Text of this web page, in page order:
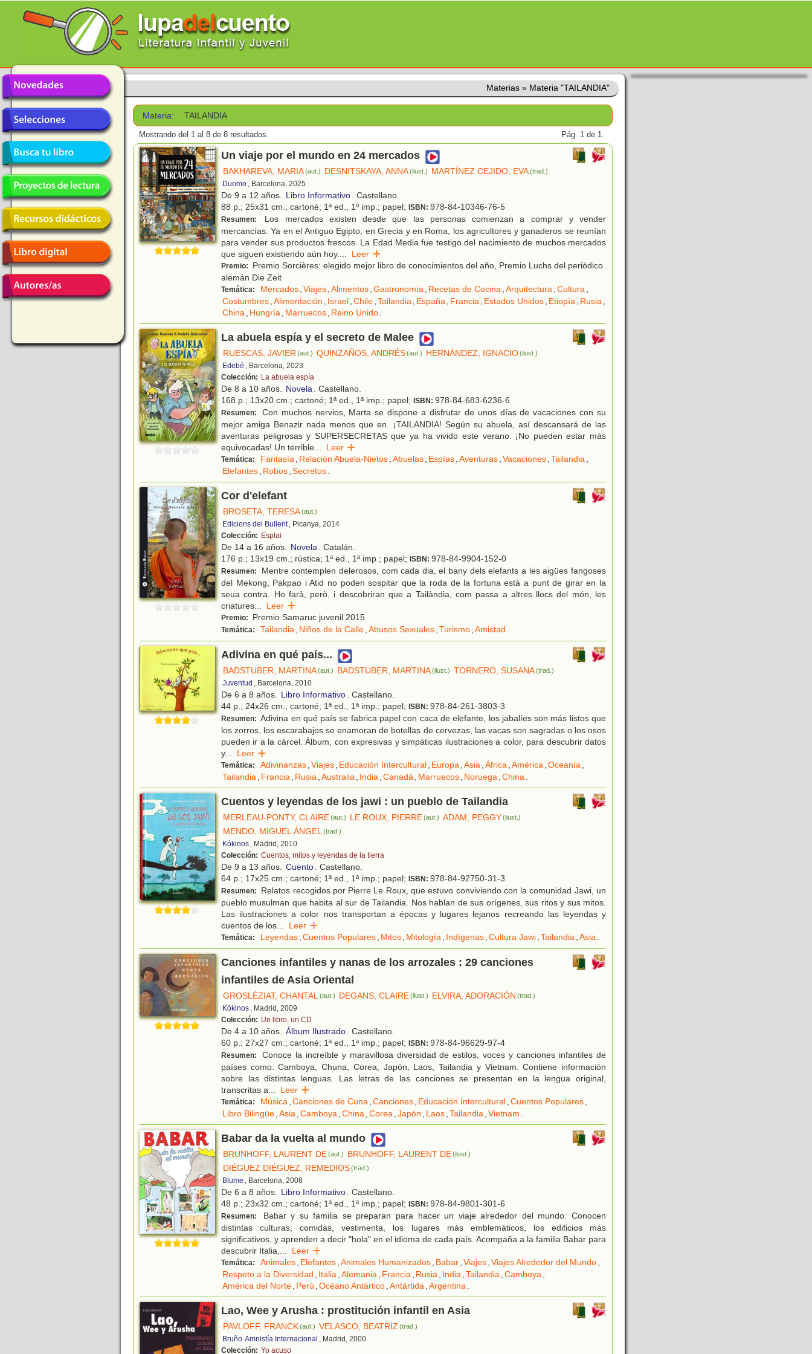
Materias » Materia "TAILANDIA"
Materia: TAILANDIA
Mostrando del 1 al 8 de 8 resultados. Pág. 1 de 1.
Un viaje por el mundo en 24 mercados
BAKHAREVA, MARIA(aut.) DESNITSKAYA, ANNA(ilust.) MARTÍNEZ CEJIDO, EVA(trad.)
Duomo , Barcelona, 2025
De 9 a 12 años. Libro Informativo. Castellano.
88 p.; 25x31 cm.; cartoné; 1ª ed., 1º imp.; papel; ISBN: 978-84-10346-76-5
Resumen:
Los mercados existen desde que las personas comienzan a comprar y vender
mercancías. Ya en el Antiguo Egipto, en Grecia y en Roma, los agricultores y ganaderos se reunían
para vender sus productos frescos. La Edad Media fue testigo del nacimiento de muchos mercados
que siguen existiendo aún hoy.... Leer
Premio:
Premio Sorcières: elegido mejor libro de conocimientos del año, Premio Luchs del periódico
alemán Die Zeit
Temática: Mercados,Viajes,Alimentos,Gastronomía, Recetas de Cocina,Arquitectura,Cultura,
Costumbres,Alimentación , Israel,Chile,Tailandia, España, Francia, Estados Unidos, Etiopía, Rusia,
China, Hungría, Marruecos, Reino Unido.
La abuela espía y el secreto de Malee
RUESCAS, JAVIER(aut.) QUINZAÑOS, ANDRÉS(aut.) HERNÁNDEZ, IGNACIO (ilust.)
Edebé , Barcelona, 2023
Colección: La abuela espía
De 8 a 10 años. Novela. Castellano.
168 p.; 13x20 cm.; cartoné; 1ª ed., 1ª imp.; papel; ISBN: 978-84-683-6236-6
Resumen:
Con muchos nervios, Marta se dispone a disfrutar de unos días de vacaciones con su
mejor amiga Benazir nada menos que en. ¡TAILANDIA! Según su abuela, así descansará de las
aventuras peligrosas y SUPERSECRETAS que ya ha vivido este verano. ¡No pueden estar más
equivocadas! Un terrible... Leer
Temática: Fantasía, Relación Abuela-Nietos,Abuelas, Espías,Aventuras,Vacaciones,Tailandia,
Elefantes, Robos,Secretos.
Cor d'elefant
BROSETA, TERESA(aut.)
Edicions del Bullent , Picanya, 2014
Colección: Esplai
De 14 a 16 años. Novela. Catalán.
176 p.; 13x19 cm.; rústica; 1ª ed., 1ª imp.; papel; ISBN: 978-84-9904-152-0
Resumen:
Mentre contemplen delerosos, com cada dia, el bany dels elefants a les aigües fangoses
del Mekong, Pakpao i Atid no poden sospitar que la roda de la fortuna està a punt de girar en la
seua contra. Ho farà, però, i descobriran que a Tailàndia, com passa a altres llocs del món, les
criatures... Leer
Premio: Premio Samaruc juvenil 2015
Temática: Tailandia, Niños de la Calle,Abusos Sexuales,Turismo,Amistad .
Adivina en qué país...
BADSTUBER, MARTINA(aut.) BADSTUBER, MARTINA(ilust.) TORNERO, SUSANA(trad.)
Juventud , Barcelona, 2010
De 6 a 8 años. Libro Informativo. Castellano.
44 p.; 24x26 cm.; cartoné; 1ª ed., 1ª imp.; papel; ISBN: 978-84-261-3803-3
Resumen: Adivina en qué país se fabrica papel con caca de elefante, los jabalíes son más listos que
los zorros, los escarabajos se enamoran de botellas de cervezas, las vacas son sagradas o los osos
pueden ir a la cárcel. Álbum, con expresivas y simpáticas ilustraciones a color, para descubrir datos
y... Leer
Temática: Adivinanzas,Viajes, Educación Intercultural, Europa,Asia,África,América,Oceanía,
Tailandia, Francia, Rusia,Australia, India,Canadá, Marruecos, Noruega,China.
Cuentos y leyendas de los jawi : un pueblo de Tailandia
MERLEAU-PONTY, CLAIRE(aut.) LE ROUX, PIERRE(aut.) ADAM, PEGGY (ilust.)
MENDO, MIGUEL ÁNGEL(trad.)
Kókinos , Madrid, 2010
Colección: Cuentos, mitos y leyendas de la tierra
De 9 a 13 años. Cuento. Castellano.
64 p.; 17x25 cm.; cartoné; 1ª ed., 1ª imp.; papel; ISBN: 978-84-92750-31-3
Resumen:
Relatos recogidos por Pierre Le Roux, que estuvo conviviendo con la comunidad Jawi, un
pueblo musulman que habita al sur de Tailandia. Nos hablan de sus orígenes, sus ritos y sus mitos.
Las ilustraciones a color nos transportan a épocas y lugares lejanos recreando las leyendas y
cuentos de los... Leer
Temática: Leyendas,Cuentos Populares, Mitos, Mitología, Indígenas,Cultura Jawi,Tailandia,Asia.
Canciones infantiles y nanas de los arrozales : 29 canciones
infantiles de Asia Oriental
GROSLÉZIAT, CHANTAL(aut.) DEGANS, CLAIRE(ilust.) ELVIRA, ADORACIÓN (trad.)
Kókinos , Madrid, 2009
Colección: Un libro, un CD
De 4 a 10 años. Álbum Ilustrado. Castellano.
60 p.; 27x27 cm.; cartoné; 1ª ed., 1ª imp.; papel; ISBN: 978-84-96629-97-4
Resumen:
Conoce la increíble y maravillosa diversidad de estilos, voces y canciones infantiles de
países como: Camboya, Chuna, Corea, Japón, Laos, Tailandia y Vietnam. Contiene información
sobre las distintas lenguas. Las letras de las canciones se presentan en la lengua original,
transcritas a... Leer
Temática: Música,Canciones de Cuna,Canciones, Educación Intercultural,Cuentos Populares,
Libro Bilingüe,Asia,Camboya,China,Corea,Japón , Laos,Tailandia,Vietnam .
Babar da la vuelta al mundo
BRUNHOFF, LAURENT DE(aut.) BRUNHOFF, LAURENT DE(ilust.)
DIÉGUEZ DIÉGUEZ, REMEDIOS(trad.)
Blume , Barcelona, 2008
De 6 a 8 años. Libro Informativo. Castellano.
48 p.; 23x32 cm.; cartoné; 1ª ed., 1ª imp.; papel; ISBN: 978-84-9801-301-6
Resumen:
Babar y su familia se preparan para hacer un viaje alrededor del mundo. Conocen
distintas culturas, comidas, vestimenta, los lugares más emblemáticos, los edificios más
significativos, y aprenden a decir "hola" en el idioma de cada país. Acompaña a la familia Babar para
descubrir Italia,... Leer
Temática: Animales, Elefantes,Animales Humanizados, Babar,Viajes,Viajes Alrededor del Mundo,
Respeto a la Diversidad , Italia,Alemania, Francia, Rusia, India,Tailandia,Camboya,
América del Norte, Perú ,Océano Antártico,Antártida,Argentina.
Lao, Wee y Arusha : prostitución infantil en Asia
PAVLOFF, FRANCK(aut.) VELASCO, BEATRIZ(trad.)
Bruño Amnistía Internacional , Madrid, 2000
Colección: Yo acuso